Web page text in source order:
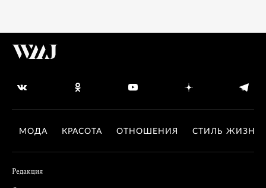
МОДА КРАСОТА ОТНОШЕНИЯ СТИЛЬ ЖИЗНИ
Редакция